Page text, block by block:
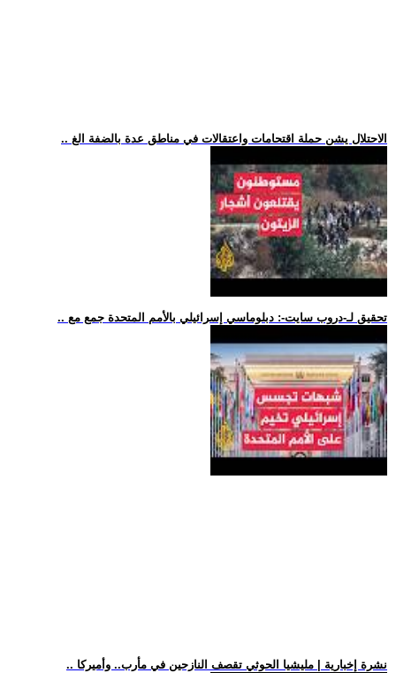
.. الاحتلال يشن حملة اقتحامات واعتقالات في مناطق عدة بالضفة الغ
.. تحقيق لـ-دروب سايت-: دبلوماسي إسرائيلي بالأمم المتحدة جمع مع
.. نشرة إخبارية | مليشيا الحوثي تقصف النازحين في مأرب.. وأميركا